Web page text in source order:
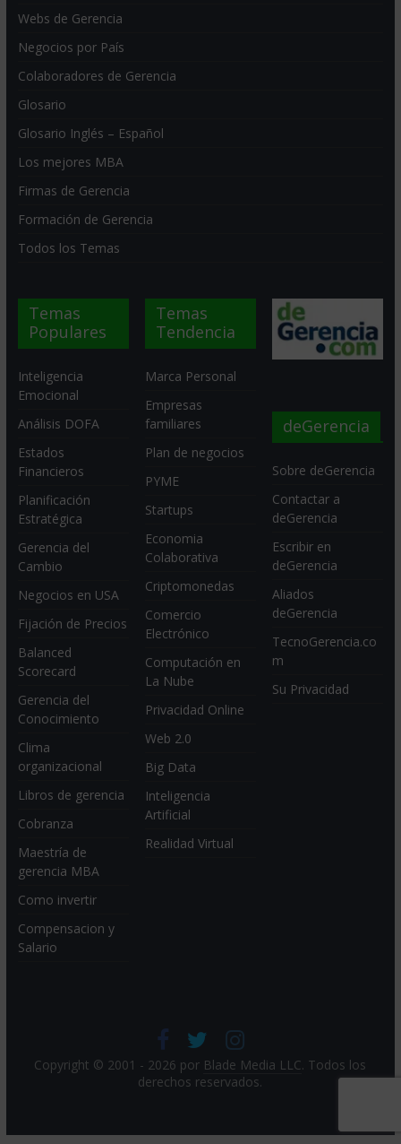
Webs de Gerencia
Negocios por País
Colaboradores de Gerencia
Glosario
Glosario Inglés – Español
Los mejores MBA
Firmas de Gerencia
Formación de Gerencia
Todos los Temas
Temas
Populares
Inteligencia
Emocional
Análisis DOFA
Estados
Financieros
Planificación
Estratégica
Gerencia del
Cambio
Negocios en USA
Fijación de Precios
Balanced
Scorecard
Gerencia del
Conocimiento
Clima
organizacional
Libros de gerencia
Cobranza
Maestría de
gerencia MBA
Como invertir
Compensacion y
Salario
Temas
Tendencia
Marca Personal
Empresas
familiares
Plan de negocios
PYME
Startups
Economia
Colaborativa
Criptomonedas
Comercio
Electrónico
Computación en
La Nube
Privacidad Online
Web 2.0
Big Data
Inteligencia
Artificial
Realidad Virtual
deGerencia
Sobre deGerencia
Contactar a
deGerencia
Escribir en
deGerencia
Aliados
deGerencia
TecnoGerencia.co
m
Su Privacidad
Copyright © 2001 - 2026 por Blade Media LLC. Todos los
derechos reservados.